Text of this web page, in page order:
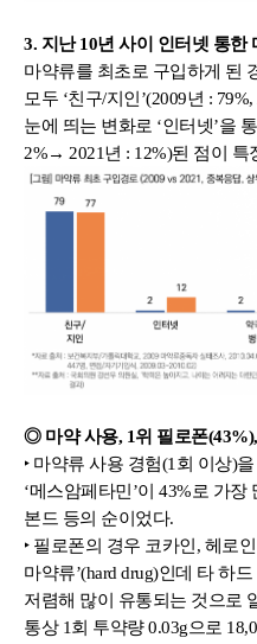
3. 지난 10년 사이 인터넷 통한
마약류를 최초로 구입하게 된
모두 ‘친구/지인’(2009년 :
눈에 띄는 변화로 ‘인터넷’을
2%→ 2021년 : 12%)된 점이 특
◎ 마약 사용, 1위 필로폰
‣ 마약류 사용 경험(1회 이상)
‘메스암페타민’이 43%로 가
본드 등의 순이었다.
‣ 필로폰의 경우 코카인, 헤로
마약류’(hard drug)인데 타 하
저렴해 많이 유통되는 것으로
통상 1회 투약량 0.03g으로